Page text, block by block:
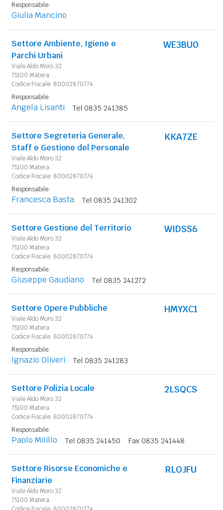
Responsabile:
Giulia Mancino
Settore Ambiente, Igiene e
Parchi Urbani
Viale Aldo Moro 32
75100 Matera
Codice Fiscale: 80002870774
WE3BU0
Responsabile:
Angela Lisanti Tel 0835 241385
Settore Segreteria Generale,
Staff e Gestione del Personale
Viale Aldo Moro 32
75100 Matera
Codice Fiscale: 80002870774
KKA7ZE
Responsabile:
Francesca Basta Tel 0835 241302
Settore Gestione del Territorio
Viale Aldo Moro 32
75100 Matera
Codice Fiscale: 80002870774
WIDSS6
Responsabile:
Giuseppe Gaudiano Tel 0835 241272
Settore Opere Pubbliche
Viale Aldo Moro 32
75100 Matera
Codice Fiscale: 80002870774
HMYXC1
Responsabile:
Ignazio Oliveri Tel 0835 241283
Settore Polizia Locale
Viale Aldo Moro 32
75100 Matera
Codice Fiscale: 80002870774
2LSQCS
Responsabile:
Paolo Milillo Tel 0835 241450 Fax 0835 241448
Settore Risorse Economiche e
Finanziarie
Viale Aldo Moro 32
75100 Matera
RLOJFU